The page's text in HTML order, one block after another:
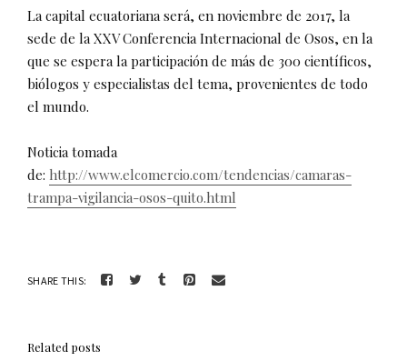
La capital ecuatoriana será, en noviembre de 2017, la
sede de la XXV Conferencia Internacional de Osos, en la
que se espera la participación de más de 300 científicos,
biólogos y especialistas del tema, provenientes de todo
el mundo.
Noticia tomada
de: http://www.elcomercio.com/tendencias/camaras-
trampa-vigilancia-osos-quito.html
SHARE THIS:
Related posts